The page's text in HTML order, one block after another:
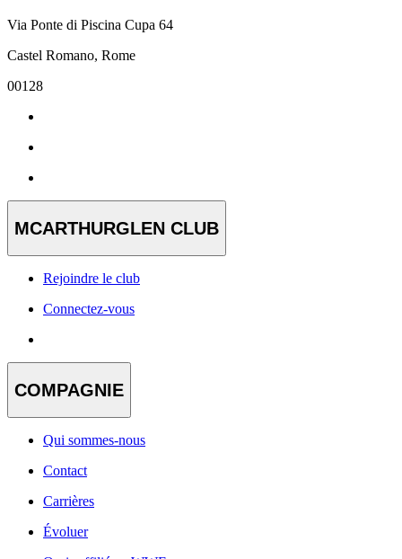
Via Ponte di Piscina Cupa 64
Castel Romano, Rome
00128
MCARTHURGLEN CLUB
Rejoindre le club
Connectez-vous
COMPAGNIE
Qui sommes-nous
Contact
Carrières
Évoluer